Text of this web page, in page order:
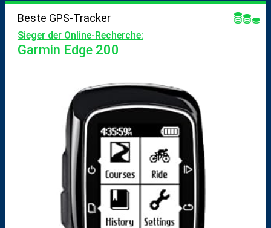
Beste GPS-Tracker
Sieger der Online-Recherche:
Garmin Edge 200